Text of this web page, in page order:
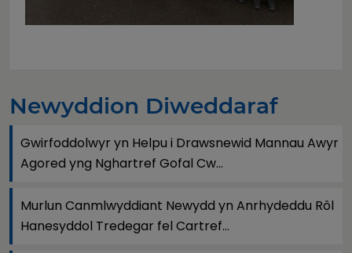
Newyddion Diweddaraf
Gwirfoddolwyr yn Helpu i Drawsnewid Mannau Awyr
Agored yng Nghartref Gofal Cw...
Murlun Canmlwyddiant Newydd yn Anrhydeddu Rôl
Hanesyddol Tredegar fel Cartref...